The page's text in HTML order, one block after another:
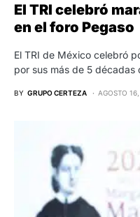
El TRI celebró
en el foro Pegaso
El TRI de México celebró
por sus más de 5
BY GRUPO CERTEZA AGOSTO